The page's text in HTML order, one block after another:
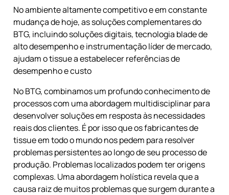
No ambiente altamente competitivo e em constante
mudança de hoje, as soluções complementares do
BTG, incluindo soluções digitais, tecnologia blade de
alto desempenho e instrumentação líder de mercado,
ajudam o tissue a estabelecer referências de
desempenho e custo
No BTG, combinamos um profundo conhecimento de
processos com uma abordagem multidisciplinar para
desenvolver soluções em resposta às necessidades
reais dos clientes. É por isso que os fabricantes de
tissue em todo o mundo nos pedem para resolver
problemas persistentes ao longo de seu processo de
produção. Problemas localizados podem ter origens
complexas. Uma abordagem holística revela que a
causa raiz de muitos problemas que surgem durante a